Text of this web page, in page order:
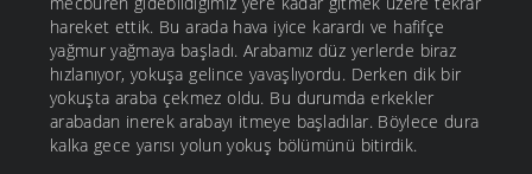
hareket ettik. Bu arada hava iyice karardı ve hafifçe
yağmur yağmaya başladı. Arabamız düz yerlerde biraz
hızlanıyor, yokuşa gelince yavaşlıyordu. Derken dik bir
yokuşta araba çekmez oldu. Bu durumda erkekler
arabadan inerek arabayı itmeye başladılar. Böylece dura
kalka gece yarısı yolun yokuş bölümünü bitirdik.